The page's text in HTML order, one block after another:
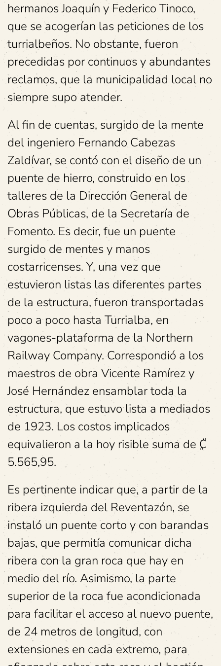
hermanos Joaquín y Federico Tinoco,
que se acogerían las peticiones de los
turrialbeños. No obstante, fueron
precedidas por continuos y abundantes
reclamos, que la municipalidad local no
siempre supo atender.
Al fin de cuentas, surgido de la mente
del ingeniero Fernando Cabezas
Zaldívar, se contó con el diseño de un
puente de hierro, construido en los
talleres de la Dirección General de
Obras Públicas, de la Secretaría de
Fomento. Es decir, fue un puente
surgido de mentes y manos
costarricenses. Y, una vez que
estuvieron listas las diferentes partes
de la estructura, fueron transportadas
poco a poco hasta Turrialba, en
vagones-plataforma de la Northern
Railway Company. Correspondió a los
maestros de obra Vicente Ramírez y
José Hernández ensamblar toda la
estructura, que estuvo lista a mediados
de 1923. Los costos implicados
equivalieron a la hoy risible suma de ₡
5.565,95.
Es pertinente indicar que, a partir de la
ribera izquierda del Reventazón, se
instaló un puente corto y con barandas
bajas, que permitía comunicar dicha
ribera con la gran roca que hay en
medio del río. Asimismo, la parte
superior de la roca fue acondicionada
para facilitar el acceso al nuevo puente,
de 24 metros de longitud, con
extensiones en cada extremo, para